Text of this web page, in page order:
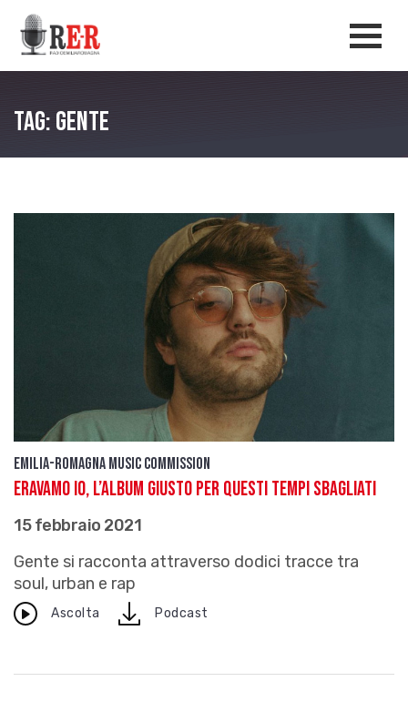
Salta al contenuto principale
Tag: gente
Emilia-Romagna Music Commission
Eravamo io, l’album giusto per questi tempi sbagliati
15 febbraio 2021
Gente si racconta attraverso dodici tracce tra
soul, urban e rap
Ascolta downloadPodcast